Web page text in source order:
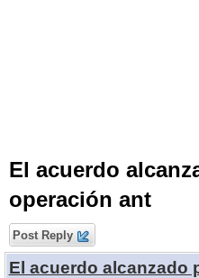
El acuerdo
operación ant
Post Reply
El acuerdo alcanzado